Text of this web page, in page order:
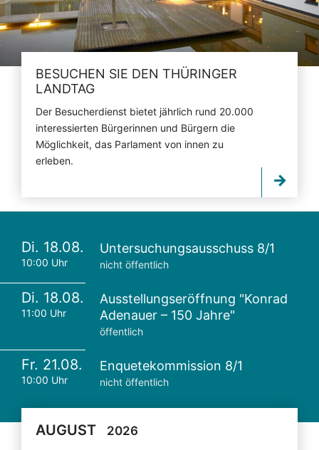
BESUCHEN SIE DEN THÜRINGER
LANDTAG
Der Besucherdienst bietet jährlich rund 20.000
interessierten Bürgerinnen und Bürgern die
Möglichkeit, das Parlament von innen zu
erleben.
Di. 18.08.
10:00 Uhr
Untersuchungsausschuss 8/1
nicht öffentlich
Di. 18.08.
11:00 Uhr
Ausstellungseröffnung "Konrad
Adenauer – 150 Jahre"
öffentlich
Fr. 21.08.
10:00 Uhr
Enquetekommission 8/1
nicht öffentlich
AUGUST 2026